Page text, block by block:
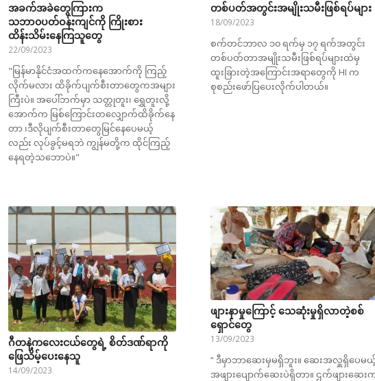
အခက်အခဲတွေကြားက
သဘာ၀ပတ်ဝန်းကျင်ကို ကြိုးစား
ထိန်းသိမ်းနေကြသူတွေ
22/09/2023
"မြန်မာနိုင်ငံအထက်ကနေအောက်ကို ကြည့်
လိုက်မလား ထိခိုက်ပျက်စီးတာတွေကအများ
ကြီးပဲ။ အပေါ်ဘက်မှာ သတ္တုတူး၊ ရွှေတူးလို့
အောက်က မြစ်ကြောင်းတလျှောက်ထိခိုက်နေ
တာ ၊ဒီလိုပျက်စီးတာတွေမြင်နေပေမယ့်
လည်း လုပ်ခွင့်မရဘဲ ကျွန်မတို့က ထိုင်ကြည့်
နေရတဲ့သဘောပဲ။"
တစ်ပတ်အတွင်းအမျိုးသမီးဖြစ်ရပ်များ
18/09/2023
စက်တင်ဘာလ ၁၀ ရက်မှ ၁၇ ရက်အတွင်း
တစ်ပတ်တာအမျိုးသမီးဖြစ်ရပ်များထဲမှ
ထူးခြားတဲ့အကြောင်းအရာတွေကို HI က
စုစည်းဖော်ပြပေးလိုက်ပါတယ်။
ဂီတနဲ့ကလေးငယ်တွေရဲ့ စိတ်ဒဏ်ရာကို
ဖြေသိမ့်ပေးနေသူ
14/09/2023
ဖျားနာမှုကြောင့် သေဆုံးမှုရှိလာတဲ့စစ်
ရှောင်တွေ
13/09/2023
“ ဒီမှာဘာဆေးမှမရှိဘူး။ ဆေးအလှူရှိပေမ
အဖျားပျောက်ဆေးပဲရှိတာ။ ဌက်ဖျားဆေး